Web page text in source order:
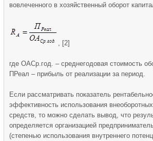
вовлеченного в хозяйственный оборот
, [2]
где ОАСр.год. – среднегодовая стоимость
ПРеал – прибыль от реализации за период.
Если рассматривать показатель
эффективность использования
средств, то можно сделать вывод, что
определяется организацией
(степенью использования внутреннего